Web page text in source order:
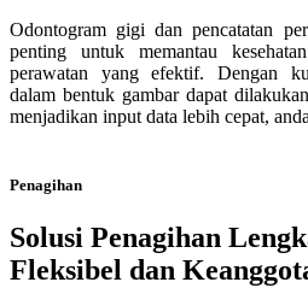
Odontogram gigi dan pencatatan
penting untuk memantau
perawatan yang efektif. Dengan
dalam bentuk gambar dapat
menjadikan input data lebih cepat,
Penagihan
Solusi Penagihan
Fleksibel dan